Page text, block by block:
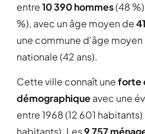
entre10 390 hommes(48
%), avec un âge moyen de
une commune d'âge moyen
nationale (42 ans).
Cette ville connaît uneforte
démographiqueavec une
entre 1968 (12 601
habitants). Les9 757